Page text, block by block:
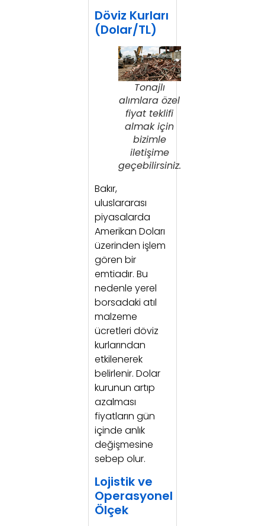
Döviz Kurları
(Dolar/TL)
Tonajlı
alımlara özel
fiyat teklifi
almak için
bizimle
iletişime
geçebilirsiniz.
Bakır,
uluslararası
piyasalarda
Amerikan Doları
üzerinden işlem
gören bir
emtiadır. Bu
nedenle yerel
borsadaki atıl
malzeme
ücretleri döviz
kurlarından
etkilenerek
belirlenir. Dolar
kurunun artıp
azalması
fiyatların gün
içinde anlık
değişmesine
sebep olur.
Lojistik ve
Operasyonel
Ölçek